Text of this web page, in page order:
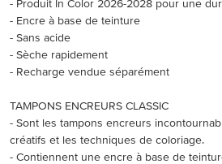
- Produit In Color 2026-2028 pour une
- Encre à base de teinture
- Sans acide
- Sèche rapidement
- Recharge vendue séparément
TAMPONS ENCREURS CLASSIC
- Sont les tampons encreurs
créatifs et les techniques de coloriage.
- Contiennent une encre à base de